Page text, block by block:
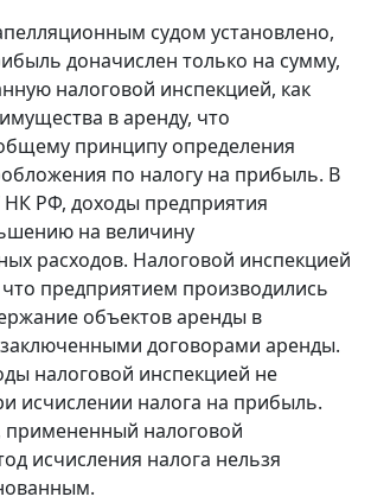
судом установлено,
доначислен только на сумму,
налоговой инспекцией, как
в аренду, что
принципу определения
по налогу на прибыль. В
НК РФ, доходы предприятия
на величину
расходов. Налоговой инспекцией
предприятием производились
объектов аренды в
заключенными договорами аренды.
налоговой инспекцией не
исчислении налога на прибыль.
примененный налоговой
исчисления налога нельзя